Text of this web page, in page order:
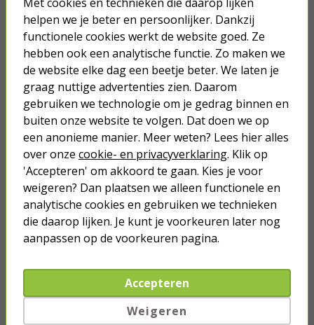
Lege Slanghaspel kopen?
Het is erg vervelend wanneer je de tuin aan het bewateren bent
en je struikelt over eentuinslang. Bovendien is het vaak ook erg
vervelend om een tuinslang op te rollen nadat je klaar bent met
het bewateren van je tuin. Ben je opzoek naar een manier om je
tuinslang op een fatsoenlijke manier op te bergen of een
manier om de tuinslang zorgvuldig op te rollen tijdens het
gebruik? Gebruik dan een slanghaspel. Lees verder als je meer
wil weten over verschillende soorten slanghaspels.
Bevestig een tuinslang haspel: muur gebruiken als
opslagplaats
Als je graag de auto wast of tijdens het seizoen de planten wil
bewateren is het fijn als je een makkelijke opbergplek hebt voor
waardoor het bewateren van de tuin een intensieve klus kan
worden. Om dit te voorkomen kun je bijvoorbeeld een
slanghaspel aan de muur bevestigen in de buurt van je
buitenkraan. Zo'n muurbevestiging zorgt dan voor een snelle en
helpen we je beter en persoonlijker. Dankzij
functionele cookies werkt de website goed. Ze
hebben ook een analytische functie. Zo maken we
de website elke dag een beetje beter. We laten je
graag nuttige advertenties zien. Daarom
gebruiken we technologie om je gedrag binnen en
buiten onze website te volgen. Dat doen we op
een anonieme manier. Meer weten? Lees hier alles
over onze cookie- en privacyverklaring. Klik op
'Accepteren' om akkoord te gaan. Kies je voor
weigeren? Dan plaatsen we alleen functionele en
analytische cookies en gebruiken we technieken
die daarop lijken. Je kunt je voorkeuren later nog
aanpassen op de voorkeuren pagina.
Accepteren
Weigeren